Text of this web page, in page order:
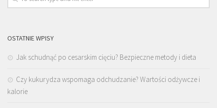
OSTATNIE WPISY
Jak schudnąć po cesarskim cięciu? Bezpieczne metody i dieta
Czy kukurydza wspomaga odchudzanie? Wartości odżywcze i
kalorie